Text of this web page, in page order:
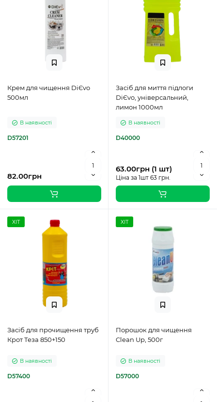
Крем для чищення DiЄvo
500мл
В наявності
D57201
82.00грн
Засіб для миття підлоги
DiЄvo, універсальний,
лимон 1000мл
В наявності
D40000
63.00грн (1 шт)
Ціна за 1шт 63 грн.
ХІТ
Засіб для прочищення труб
Крот Теза 850+150
В наявності
D57400
ХІТ
Порошок для чищення
Clean Up, 500г
В наявності
D57000